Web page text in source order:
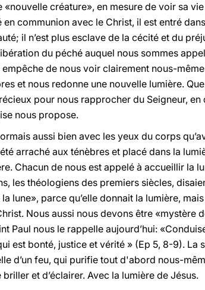
créature», en mesure de voir sa
en communion avec le Christ, il est entré
il n’est plus esclave de la cécité et du
du péché auquel nous sommes
de nous voir clairement nous-
et nous redonne une nouvelle lumière.
pour nous rapprocher du Seigneur,
nous propose.
aussi bien avec les yeux du corps
arraché aux ténèbres et placé dans la
Chacun de nous est appelé à accueillir la
les théologiens des premiers siècles,
lune», parce qu’elle donnait la lumière,
Nous aussi nous devons être «mystère
Paul nous le rappelle aujourd’hui:
est bonté, justice et vérité » (Ep 5, 8-9). La
d’un feu, qui purifie tout d'abord nous-
et d’éclairer. Avec la lumière de Jésus.